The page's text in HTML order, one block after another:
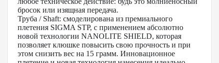
бросок или изящная передача.
Труба / Shaft: смоделирована из премиального
плетения SIGMA STP, с применением абсолютно
новой технологии NANOLITE SHIELD, которая
позволяет клюшке повысить свою прочность и при
этом снизить вес на 15 грамм. Инновационное